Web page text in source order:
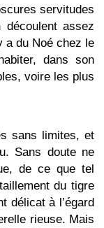
servitudes
assez
a du Noé chez le
dans son
voire les plus
sans limites, et
Sans doute ne
de ce que tel
du tigre
délicat à l’égard
rieuse. Mais